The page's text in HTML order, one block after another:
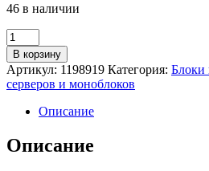
46 в наличии
Количество
товара
Блок
питания
Zalman
GigaMax
650W
(ZM650-
В корзину
Артикул: 1198919 Категория: Блоки
серверов и моноблоков
Описание
Описание